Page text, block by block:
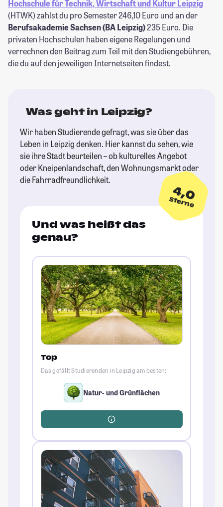
Hochschule für Technik, Wirtschaft und Kultur Leipzig
(HTWK) zahlst du pro Semester 246,10 Euro und an der
Berufsakademie Sachsen (BA Leipzig)235 Euro. Die
privaten Hochschulen haben eigene Regelungen und
verrechnen den Beitrag zum Teil mit den Studiengebühren,
die du auf den jeweiligen Internetseiten findest.
Was geht in Leipzig?
Wir haben Studierende gefragt, was sie über das
Leben in Leipzig denken. Hier kannst du sehen, wie
sie ihre Stadt beurteilen – ob kulturelles Angebot
oder Kneipenlandschaft, den Wohnungsmarkt oder
die Fahrradfreundlichkeit.
4,0
Sterne
Und was heißt das
genau?
Top
Das gefällt Studierenden in Leipzig am besten:
Natur- und Grünflächen